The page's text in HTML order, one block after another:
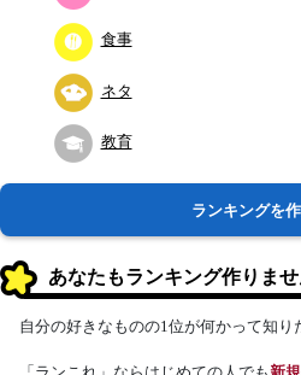
食事
ネタ
教育
ランキングを
あなたもランキング作りま
自分の好きなものの1位が何かって知り